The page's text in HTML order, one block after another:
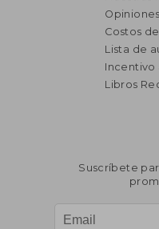
Costos
Lista de
Incentivo
Libros
Suscríbete